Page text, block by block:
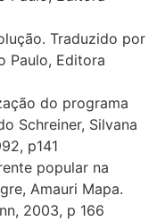
Traduzido por
Paulo, Editora
do programa
Schreiner, Silvana
p141
popular na
Amauri Mapa.
2003, p 166